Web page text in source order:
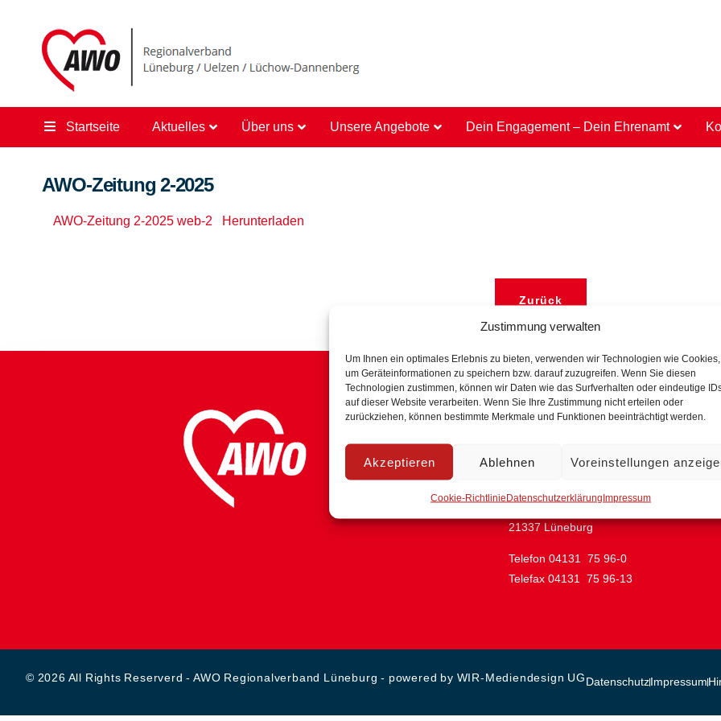
Zustimmung verwalten
Um Ihnen ein optimales Erlebnis zu bieten, verwenden wir Technologien wie Cookies,
um Geräteinformationen zu speichern bzw. darauf zuzugreifen. Wenn Sie diesen
Technologien zustimmen, können wir Daten wie das Surfverhalten oder eindeutige
auf dieser Website verarbeiten. Wenn Sie Ihre Zustimmung nicht erteilen oder
zurückziehen, können bestimmte Merkmale und Funktionen beeinträchtigt werden.
Akzeptieren Ablehnen Voreinstellungen
Cookie-RichtlinieDatenschutzerklärungImpressum
Startseite Aktuelles Über uns Unsere Angebote Dein Engagement – Dein Ehrenamt
AWO-Zeitung 2-2025
AWO-Zeitung 2-2025 web-2 Herunterladen
Zurück
Adresse & Kontakt
Lüneburg / Uelzen / Lüchow-
Käthe-Krüger-Straße 15
21337 Lüneburg
Telefon 04131 75 96-0
Telefax 04131 75 96-13
© 2026 All Rights Reserverd - AWO Regionalverband Lüneburg - powered by WIR-Mediendesign UGDatenschutzImpressum